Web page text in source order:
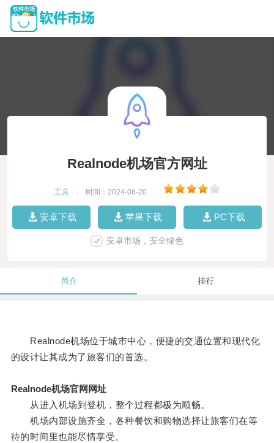
Realnode机场官方网址
工具 时间：2024-08-20
安卓下载 苹果下载 PC下载
安卓市场，安全绿色
简介 排行
Realnode机场位于城市中心，便捷的交通位置和现代化
的设计让其成为了旅客们的首选。
Realnode机场官网网址
从进入机场到登机，整个过程都极为顺畅。
机场内部设施齐全，各种餐饮和购物选择让旅客们在等
待的时间里也能尽情享受。